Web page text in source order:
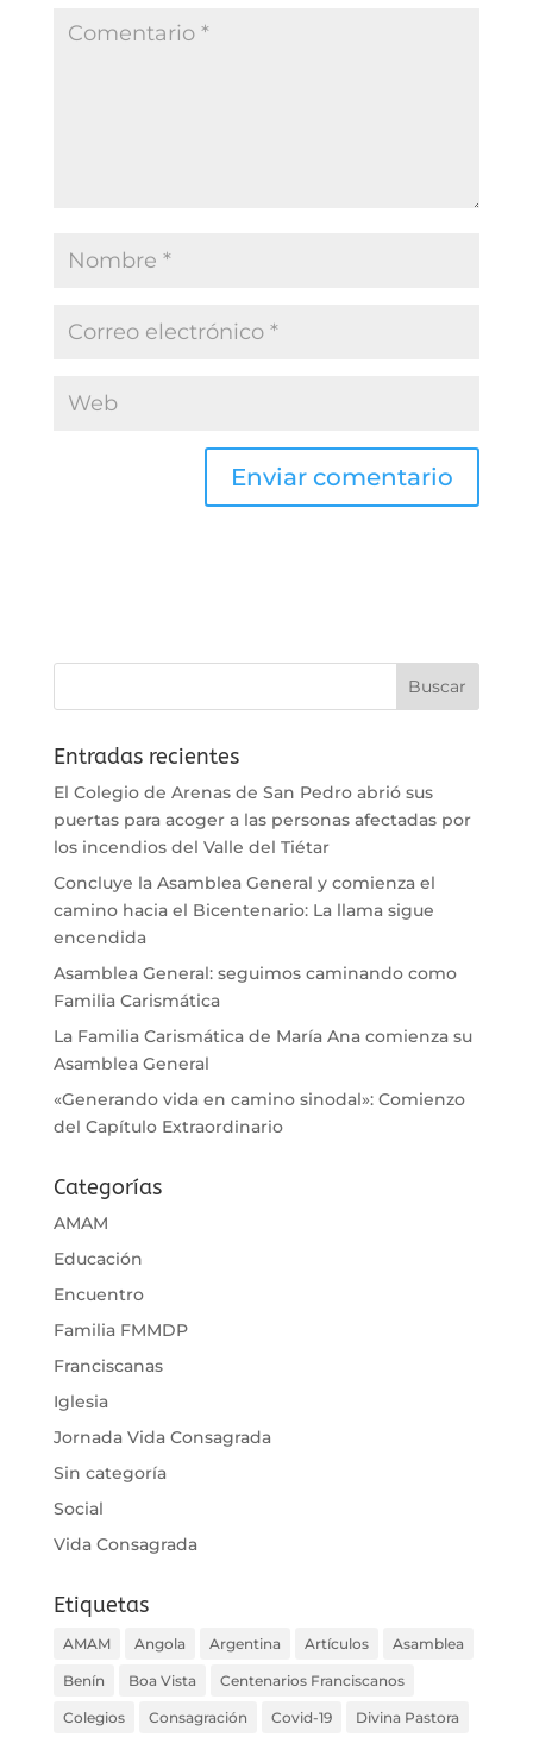
Entradas recientes
El Colegio de Arenas de San Pedro abrió sus
puertas para acoger a las personas afectadas por
los incendios del Valle del Tiétar
Concluye la Asamblea General y comienza el
camino hacia el Bicentenario: La llama sigue
encendida
Asamblea General: seguimos caminando como
Familia Carismática
La Familia Carismática de María Ana comienza su
Asamblea General
«Generando vida en camino sinodal»: Comienzo
del Capítulo Extraordinario
Categorías
AMAM
Educación
Encuentro
Familia FMMDP
Franciscanas
Iglesia
Jornada Vida Consagrada
Sin categoría
Social
Vida Consagrada
Etiquetas
AMAM Angola Argentina Artículos Asamblea
Benín Boa Vista Centenarios Franciscanos
Colegios Consagración Covid-19 Divina Pastora